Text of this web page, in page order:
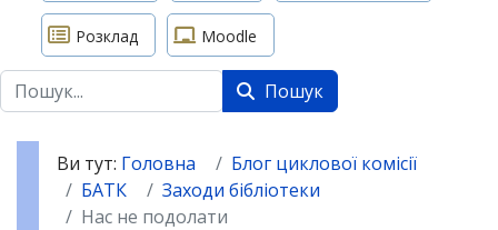
Розклад Moodle
Пошук Пошук
Ви тут: Головна
Блог циклової комісії
БАТК
Заходи бібліотеки
Нас не подолати